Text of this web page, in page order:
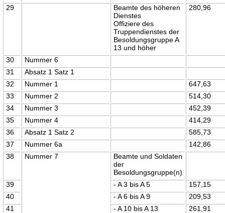
29
Beamte des höheren
Dienstes
Offiziere des
Truppendienstes der
Besoldungsgruppe A
13 und höher
280,96
30
Nummer 6
31
Absatz 1 Satz 1
32
Nummer 1
647,63
33
Nummer 2
514,30
34
Nummer 3
452,39
35
Nummer 4
414,29
36
Absatz 1 Satz 2
585,73
37
Nummer 6a
142,86
38
Nummer 7
Beamte und Soldaten
der
Besoldungsgruppe(n)
39
- A 3 bis A 5
157,15
40
- A 6 bis A 9
209,53
41
- A 10 bis A 13
261,91